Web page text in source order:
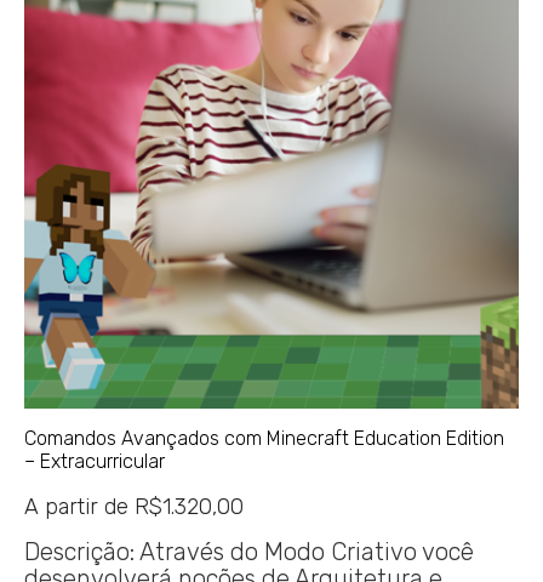
Comandos Avançados com Minecraft Education Edition
– Extracurricular
A partir de R$1.320,00
Descrição: Através do Modo Criativo você